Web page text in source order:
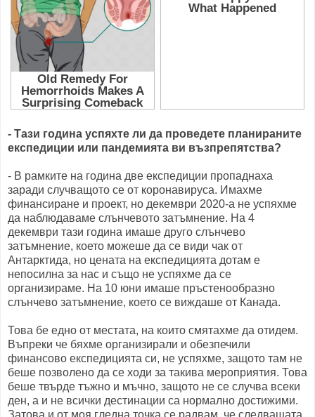
- Тази година успяхте ли да проведете планираните
експедиции или пандемията ви възпрепятства?
- В рамките на година две експедиции пропаднаха
заради случващото се от коронавируса. Имахме
финансиране и проект, но декември 2020-а не успяхме
да наблюдаваме слънчевото затъмнение. На 4
декември тази година имаше друго слънчево
затъмнение, което можеше да се види чак от
Антарктида, но цената на експедицията дотам е
непосилна за нас и също не успяхме да се
организираме. На 10 юни имаше пръстенообразно
слънчево затъмнение, което се виждаше от Канада.
Това бе едно от местата, на които смятахме да отидем.
Въпреки че бяхме организирали и обезпечили
финансово експедицията си, не успяхме, защото там не
беше позволено да се ходи за такива мероприятия. Това
беше твърде тъжно и мъчно, защото не се случва всеки
ден, а и не всички дестинации са нормално достижими.
Затова и от моя гледна точка се радвам, че следващата